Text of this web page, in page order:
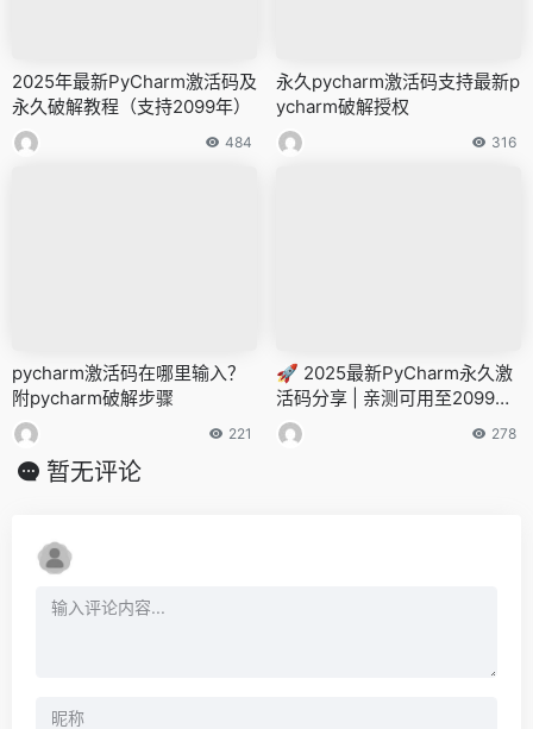
2025年最新PyCharm激活码及
永久破解教程（支持2099年）
484
永久pycharm激活码支持最新p
ycharm破解授权
316
pycharm激活码在哪里输入？
附pycharm破解步骤
221
🚀 2025最新PyCharm永久激
活码分享 | 亲测可用至2099年
（附破解教程）💻
278
暂无评论